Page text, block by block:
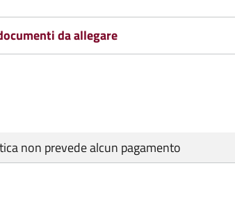
da allegare
non prevede alcun pagamento